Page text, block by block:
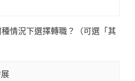
情況下選擇轉職？（可選「其